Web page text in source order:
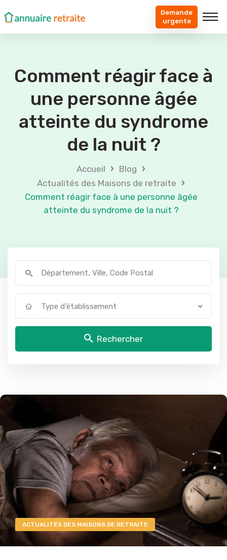
Demande
urgente
Comment réagir face à
une personne âgée
atteinte du syndrome
de la nuit ?
Accueil › Blog ›
Actualités des Maisons de retraite ›
Comment réagir face à une personne âgée
atteinte du syndrome de la nuit ?
Type d'établissement
Rechercher
ACTUALITÉS DES MAISONS DE RETRAITE